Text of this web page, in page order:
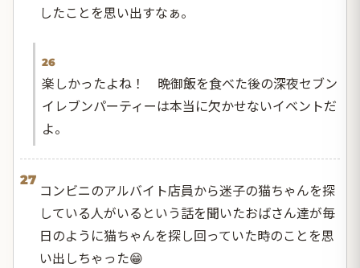
したことを思い出すなぁ。
26
楽しかったよね！ 晩御飯を食べた後の深夜セブン
イレブンパーティーは本当に欠かせないイベントだ
よ。
27
コンビニのアルバイト店員から迷子の猫ちゃんを探
している人がいるという話を聞いたおばさん達が毎
日のように猫ちゃんを探し回っていた時のことを思
い出しちゃった😁